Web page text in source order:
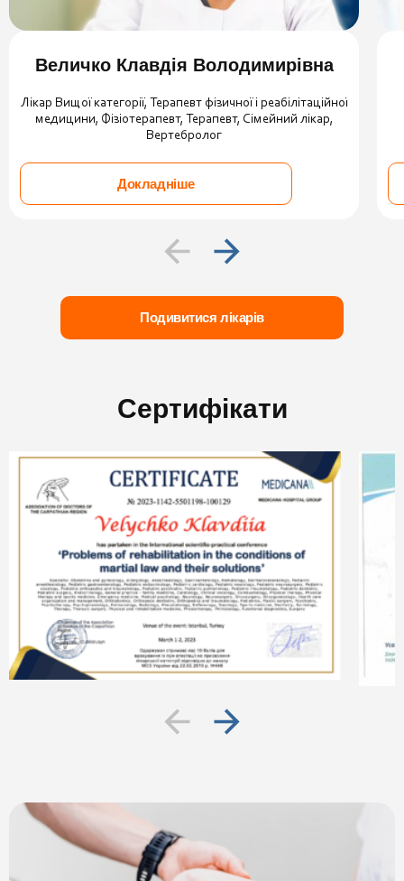
Величко Клавдія Володимирівна
Лікар Вищої категорії, Терапевт фізичної і реабілітаційної
медицини, Фізіотерапевт, Терапевт, Сімейний лікар,
Вертебролог
Докладніше
Подивитися лікарів
Сертифікати